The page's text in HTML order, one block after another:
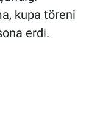
kupa töreni
erdi.